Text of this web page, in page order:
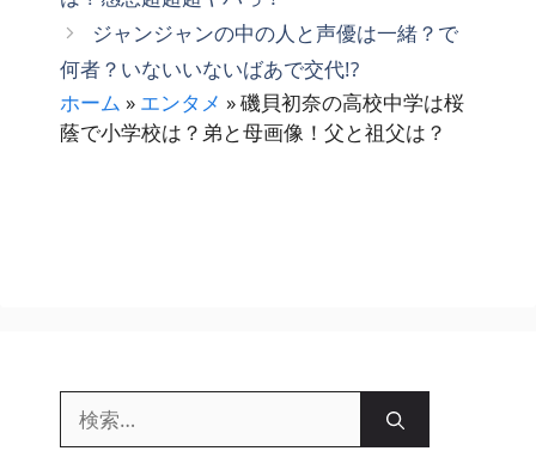
リ
ー
ジャンジャンの中の人と声優は一緒？で
何者？いないいないばあで交代!?
ホーム » エンタメ »磯貝初奈の高校中学は桜
蔭で小学校は？弟と母画像！父と祖父は？
索: